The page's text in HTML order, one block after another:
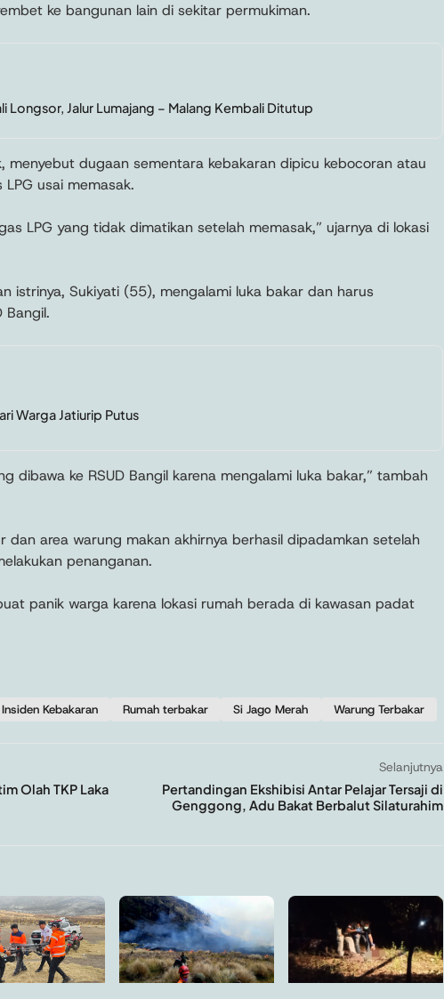
ke bangunan lain di sekitar permukiman.
Longsor, Jalur Lumajang – Malang Kembali Ditutup
menyebut dugaan sementara kebakaran dipicu kebocoran atau
usai memasak.
LPG yang tidak dimatikan setelah memasak,” ujarnya di lokasi
istrinya, Sukiyati (55), mengalami luka bakar dan harus
Bangil.
Warga Jatiurip Putus
dibawa ke RSUD Bangil karena mengalami luka bakar,” tambah
area warung makan akhirnya berhasil dipadamkan setelah
penanganan.
panik warga karena lokasi rumah berada di kawasan padat
Insiden Kebakaran Rumah terbakar Si Jago Merah Warung Terbakar
Olah TKP Laka
Selanjutnya
Pertandingan Ekshibisi Antar Pelajar Tersaji di
Genggong, Adu Bakat Berbalut Silaturahim